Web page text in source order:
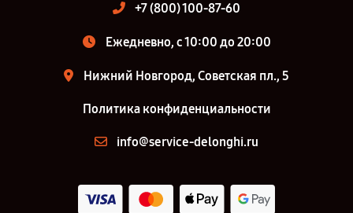
+7 (800) 100-87-60
Ежедневно, с 10:00 до 20:00
Нижний Новгород, Советская пл., 5
Политика конфиденциальности
info@service-delonghi.ru